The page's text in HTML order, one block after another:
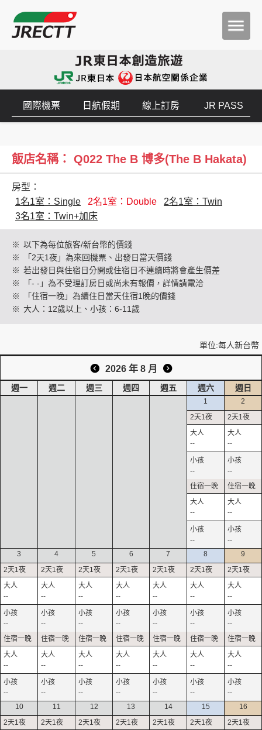
創造旅遊
國際機票 日航假期 線上訂房 JR PASS
飯店名稱： Q022 The B 博多(The B Hakata)
房型：
1名1室：Single
2名1室：Double
2名1室：Twin
3名1室：Twin+加床
※ 以下為每位旅客/新台幣的價錢
※
「2天1夜」為來回機票、出發日當天價錢
※ 若出發日與住宿日分開或住宿日不連續時將會產生價差
※
「- -」為不受理訂房日或尚未有報價，詳情請電洽
※
「住宿一晚」為續住日當天住宿1晚的價錢
※ 大人：12歲以上、小孩：6-11歲
單位:每人新台幣
2026 年 8 月
週一 週二 週三 週四 週五 週六 週日
1
--
--
--
--
2
--
--
--
--
3
--
--
--
--
4
--
--
--
--
5
--
--
--
--
6
--
--
--
--
7
--
--
--
--
8
--
--
--
--
9
--
--
--
--
10
11 12 13 14 15 16